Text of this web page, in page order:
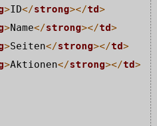
>ID</strong></td>
>Name</strong></td>
>Seiten</strong></td>
>Aktionen</strong></td>